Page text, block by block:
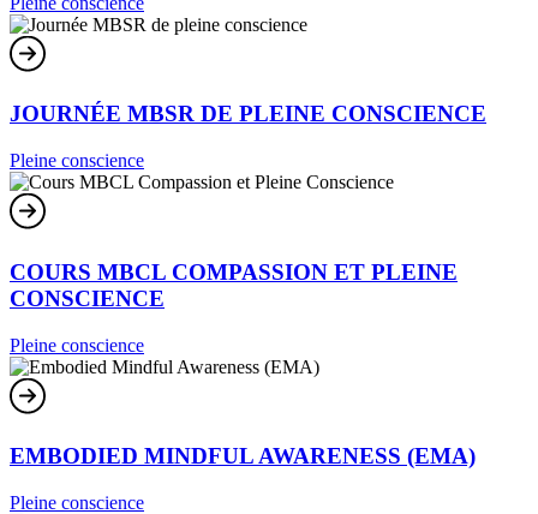
JOURNÉE MBSR DE PLEINE CONSCIENCE
Pleine conscience
COURS MBCL COMPASSION ET PLEINE
CONSCIENCE
Pleine conscience
EMBODIED MINDFUL AWARENESS (EMA)
Pleine conscience